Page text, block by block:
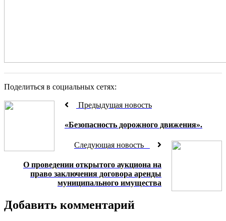
Поделиться в социальных сетях:
Предыдущая новость
«Безопасность дорожного движения».
Следующая новость
О проведении открытого аукциона на
право заключения договора аренды
муниципального имущества
Добавить комментарий